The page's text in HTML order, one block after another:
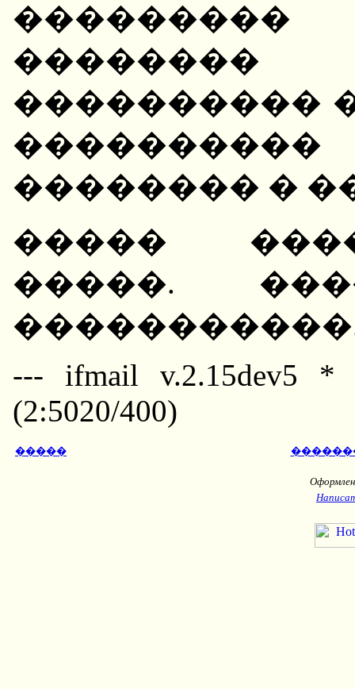
��������
����������
�������� �
�����
�����.
--- ifmail v.2.15dev5 *
(2:5020/400)
�����